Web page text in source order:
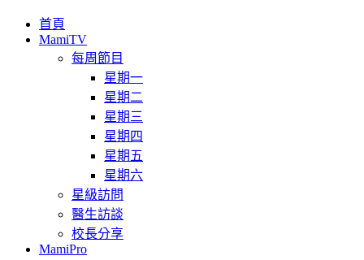
首頁
MamiTV
每周節目
星期一
星期二
星期三
星期四
星期五
星期六
星級訪問
醫生訪談
校長分享
MamiPro